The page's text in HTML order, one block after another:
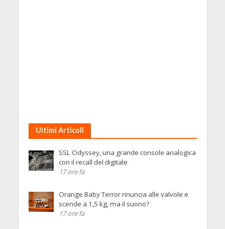
Ultimi Articoli
SSL Odyssey, una grande console analogica
con il recall del digitale
17 ore fa
Orange Baby Terror rinuncia alle valvole e
scende a 1,5 kg, ma il suono?
17 ore fa